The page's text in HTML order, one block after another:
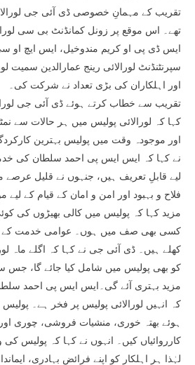
تقریب کے مہمانِ خصوصی ڈی آئی جی
تھے۔ اس موقع پر زونل کمانڈنٹ بی سی
ایس ڈی پی او کریم مندوخیل، ایس ایچ او
سپرنٹنڈنٹ لورالائی رینج عمارالدین سمیت
اور اہلکاران کی بڑی تعداد نے شرکت کی۔
تقریب سے خطاب کرتے ہوئے ڈی آئی جی
کہا کہ لورالائی پولیس میں ہر حالات سے
اور موجودہ وقت میں پولیس بہترین
نے کہا کہ ایس ایس پی احمد سلطان کی
لیے قابلِ تعریف ہیں، جنہوں نے قلیل
فلاح و بہبود اور امن و امان کے قیام کے لیے
مزید کہا کہ پولیس میں کالی بھیڑوں کی
کسی بھی صف میں ہوں۔ عوامی خدمت کے
کھلے ہیں۔ ڈی آئی جی نے کہا کہ اگلے ماہ
کو بھی پولیس میں شامل کیا جائے گا، جس
مزید بہتری آئے گی۔ایس ایس پی احمد
کہ انہیں لورالائی پولیس پر فخر ہے۔
ہوئے بھتہ خوری، منشیات فروشی، چوری
کارروائیاں کیں۔ انہوں نے کہا کہ پولیس
لہٰذا ہر اہلکار کو اپنے فرائض بہادری،